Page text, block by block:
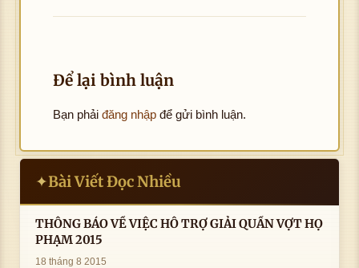
Để lại bình luận
Bạn phải đăng nhập để gửi bình luận.
✦Bài Viết Đọc Nhiều
THÔNG BÁO VỀ VIỆC HỖ TRỢ GIẢI QUẦN VỢT HỌ
PHẠM 2015
18 tháng 8 2015